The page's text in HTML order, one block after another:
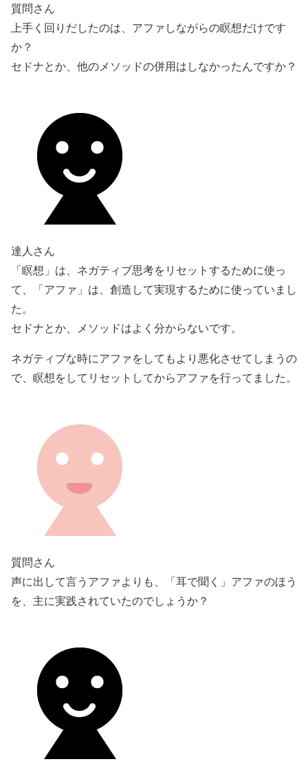
質問さん
上手く回りだしたのは、アファしながらの瞑想だけです
か？
セドナとか、他のメソッドの併用はしなかったんですか？
達人さん
「瞑想」は、ネガティブ思考をリセットするために使っ
て、「アファ」は、創造して実現するために使っていまし
た。
セドナとか、メソッドはよく分からないです。
ネガティブな時にアファをしてもより悪化させてしまうの
で、瞑想をしてリセットしてからアファを行ってました。
質問さん
声に出して言うアファよりも、「耳で聞く」アファのほう
を、主に実践されていたのでしょうか？